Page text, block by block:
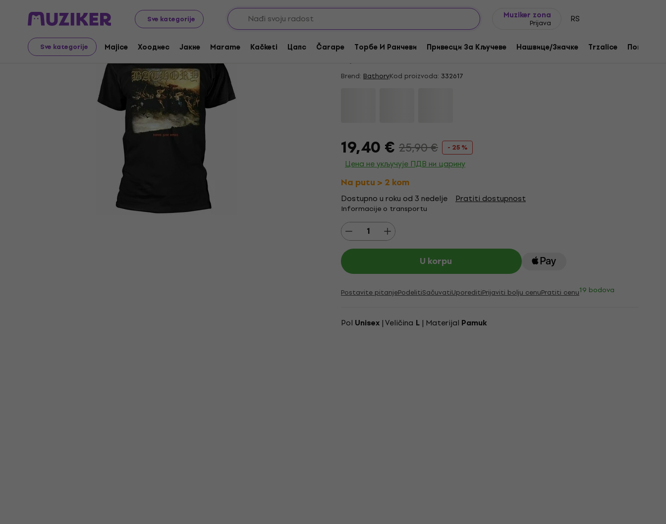
Sve kategorije
Muziker zona
Prijava RS
Sve kategorije Majice Хоодиес Јакне Marame Kačketi Цапс Čarape Торбе И Ранчеви Привесци За Кључеве Нашвице/Значке Trzalice Поклони
Merch Music Merch
Akcija
Bathory Blood Fire Black L Košulja
Brend: BathoryKod proizvoda: 332617
19,40 € 25,90 € - 25 %
Цена не укључује ПДВ ни царину
Na putu > 2 kom
Dostupno u roku od 3 nedelje Pratiti dostupnost
Informacije o transportu
U korpu
Postavite pitanjePodelitiSačuvatiUporeditiPrijaviti bolju cenuPratiti cenu19 bodova
Pol Unisex | Veličina L | Materijal Pamuk